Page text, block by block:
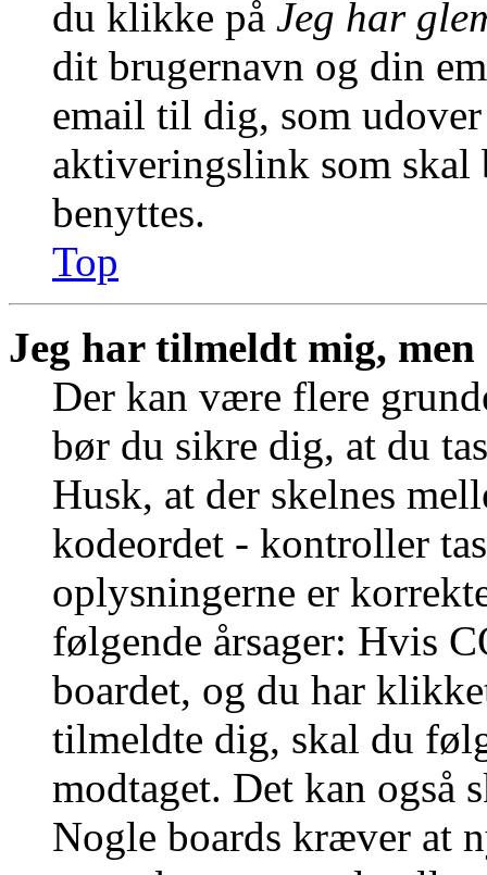
du klikke på Jeg har
dit brugernavn og din
email til dig, som
aktiveringslink som skal
benyttes.
Top
Jeg har tilmeldt mig,
Der kan være flere
bør du sikre dig, at du
Husk, at der skelnes
kodeordet - kontroller
oplysningerne er
følgende årsager: Hvis
boardet, og du har
tilmeldte dig, skal du
modtaget. Det kan også
Nogle boards kræver at